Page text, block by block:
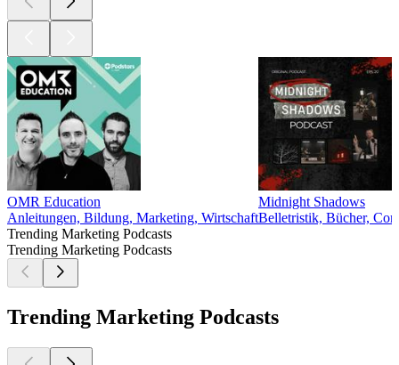
OMR Education
Anleitungen, Bildung, Marketing, Wirtschaft
Midnight Shadows
Belletristik, Bücher,
Trending Marketing Podcasts
Trending Marketing Podcasts
Trending Marketing Podcasts